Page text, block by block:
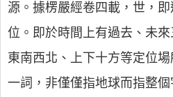
源。據楞嚴經卷四載，世，
位。即於時間上有過去、未
東南西北、上下十方等定位
一詞，非僅僅指地球而指整